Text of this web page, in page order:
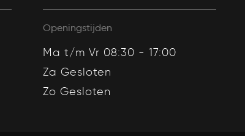
Openingstijden
Ma t/m Vr 08:30 - 17:00
Za Gesloten
Zo Gesloten